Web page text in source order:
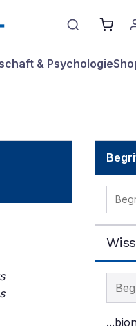
& Psychologie